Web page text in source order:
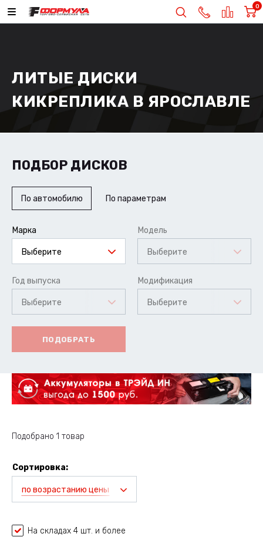
0
ЛИТЫЕ ДИСКИ
КИКРЕПЛИКА В ЯРОСЛАВЛЕ
ПОДБОР ДИСКОВ
По автомобилю По параметрам
Марка
Выберите
Модель
Выберите
Год выпуска
Выберите
Модификация
Выберите
ПОДОБРАТЬ
Подобрано 1 товар
Сортировка:
по возрастанию цены
На складах 4 шт. и более